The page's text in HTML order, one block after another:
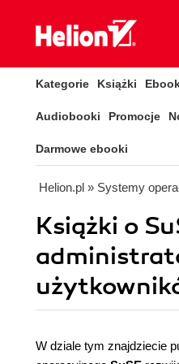
Kategorie Książki
Audiobooki Promocje
Darmowe ebooki
Helion.pl » Systemy
Książki o
W dziale tym znajdziecie